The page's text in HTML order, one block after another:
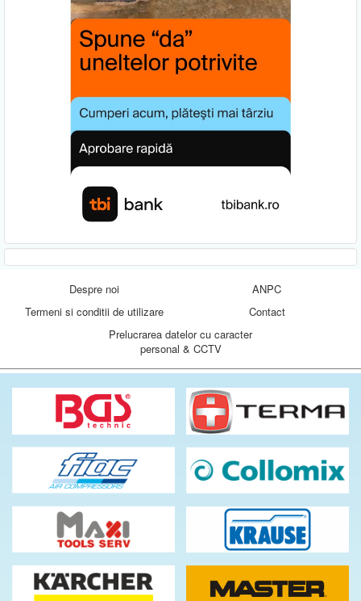
Despre noi
ANPC
Termeni si conditii de utilizare
Contact
Prelucrarea datelor cu caracter
personal & CCTV